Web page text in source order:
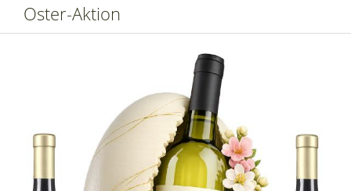
Oster-Aktion